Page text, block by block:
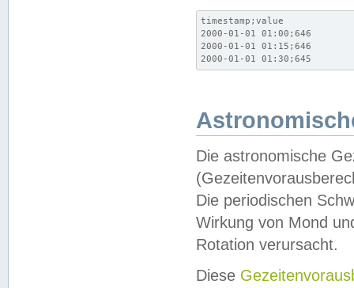
timestamp;value
2000-01-01 01:00;646
2000-01-01 01:15;646
2000-01-01 01:30;645
Die astronomische
Die periodischen
Wirkung von Mond
Rotation verursacht.
Diese